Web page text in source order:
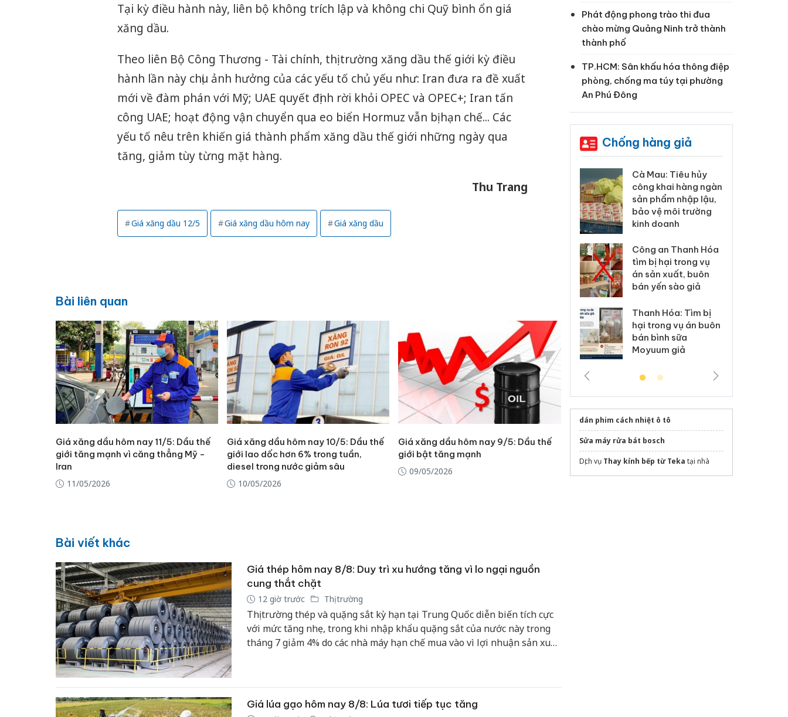
Tại kỳ điều hành này, liên bộ không trích lập và không chi Quỹ bình ổn giá
xăng dầu.
Theo liên Bộ Công Thương - Tài chính, thị trường xăng dầu thế giới kỳ điều
hành lần này chịu ảnh hưởng của các yếu tố chủ yếu như: Iran đưa ra đề xuất
mới về đàm phán với Mỹ; UAE quyết định rời khỏi OPEC và OPEC+; Iran tấn
công UAE; hoạt động vận chuyển qua eo biển Hormuz vẫn bị hạn chế... Các
yếu tố nêu trên khiến giá thành phẩm xăng dầu thế giới những ngày qua
tăng, giảm tùy từng mặt hàng.
Thu Trang
Giá xăng dầu 12/5 Giá xăng dầu hôm nay Giá xăng dầu
Bài liên quan
Giá xăng dầu hôm nay 11/5: Dầu thế
giới tăng mạnh vì căng thẳng Mỹ -
Iran
11/05/2026
Giá xăng dầu hôm nay 10/5: Dầu thế
giới lao dốc hơn 6% trong tuần,
diesel trong nước giảm sâu
10/05/2026
Giá xăng dầu hôm nay 9/5: Dầu thế
giới bật tăng mạnh
09/05/2026
Bài viết khác
Giá thép hôm nay 8/8: Duy trì xu hướng tăng vì lo ngại nguồn
cung thắt chặt
12 giờ trước Thị trường
Thị trường thép và quặng sắt kỳ hạn tại Trung Quốc diễn biến tích cực
với mức tăng nhẹ, trong khi nhập khẩu quặng sắt của nước này trong
tháng 7 giảm 4% do các nhà máy hạn chế mua vào vì lợi nhuận sản xuất
Giá lúa gạo hôm nay 8/8: Lúa tươi tiếp tục tăng
Phát động phong trào thi đua
chào mừng Quảng Ninh trở thành
thành phố
TP.HCM: Sân khấu hóa thông điệp
phòng, chống ma túy tại phường
An Phú Đông
Chống hàng giả
công khai hàng ngàn
hại trong vụ án buôn
bán bình sữa
Moyuum giả
Khẩn trương xác
minh, xử lý sản phẩm
Slimaura Care x3 sử
dụng giấy phép giả
mạo
Lào Cai xử lý 83 vụ vi
phạm thương mại
trong tháng 7
Hưng Yên: Xử lý 6 hộ
kinh doanh bán hàng
giả mạo nhãn hiệu
Adidas, Nike
dán phim cách nhiệt ô tô
Sửa máy rửa bát bosch
Dịch vụ Thay kính bếp từ Teka tại nhà